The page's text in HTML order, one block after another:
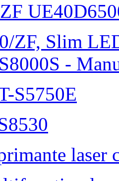
ZF, Slim
-
S5750E
laser